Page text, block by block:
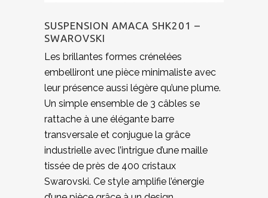
SUSPENSION AMACA SHK201 –
SWAROVSKI
Les brillantes formes crénelées
embelliront une pièce minimaliste avec
leur présence aussi légère qu’une plume.
Un simple ensemble de 3 câbles se
rattache à une élégante barre
transversale et conjugue la grâce
industrielle avec l’intrigue d’une maille
tissée de près de 400 cristaux
Swarovski. Ce style amplifie l’énergie